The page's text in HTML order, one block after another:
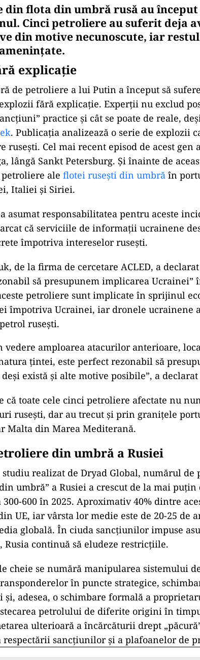
din flota din umbră rusă au început
Cinci petroliere au suferit deja
din motive necunoscute, iar
explicație
de petroliere a lui Putin a început să sufere
fără explicație. Experții nu exclud
practice și cât se poate de reale,
. Publicația analizează o serie de explozii
rusești. Cel mai recent episod de acest gen
lângă Sankt Petersburg. Și înainte de
ale flotei rusești din umbră în
Italiei și Siriei.
asumat responsabilitatea pentru aceste
că serviciile de informații ucrainene
împotriva intereselor rusești.
de la firma de cercetare ACLED, a
să presupunem implicarea Ucrainei”
petroliere sunt implicate în sprijinul
împotriva Ucrainei, iar dronele ucrainene
rusești.
vedere amploarea atacurilor anterioare,
țintei, este perfect rezonabil să
există și alte motive posibile”, a
că toate cele cinci petroliere afectate nu
rusești, dar au trecut și prin granițele
Malta din Marea Mediterană.
din umbră a Rusiei
realizat de Dryad Global, numărul de
umbră” a Rusiei a crescut de la mai puțin
600 în 2025. Aproximativ 40% dintre
UE, iar vârsta lor medie este de 20-25 de
globală. În ciuda sancțiunilor impuse
Rusia continuă să eludeze restricțiile.
cheie se numără manipularea sistemului
în puncte strategice,
adesea, o schimbare formală a
petrolului de diferite origini în
ulterioară a încărcăturii drept
sancțiunilor și a plafoanelor de